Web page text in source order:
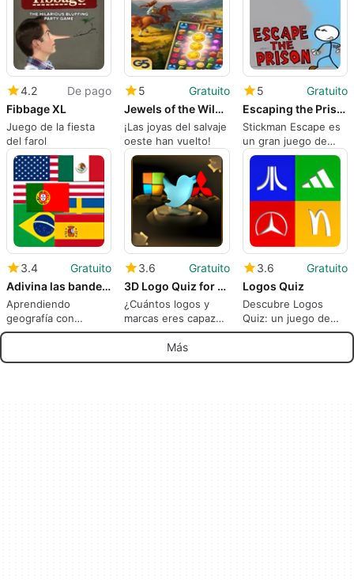
4.2
De pago
Fibbage XL
Juego de la fiesta
del farol
5
Gratuito
Jewels of the Wild West: Match 3 Puzzle Game
¡Las joyas del salvaje
oeste han vuelto!
5
Gratuito
Escaping the Prison: Stickman
Stickman Escape es
un gran juego de
puzzle
3.4
Gratuito
Adivina las banderas del mundo
Aprendiendo
geografía con
diversión
3.6
Gratuito
3D Logo Quiz for Windows 10
¿Cuántos logos y
marcas eres capaz
de acertar?
3.6
Gratuito
Logos Quiz
Descubre Logos
Quiz: un juego de
rompecabezas
Más